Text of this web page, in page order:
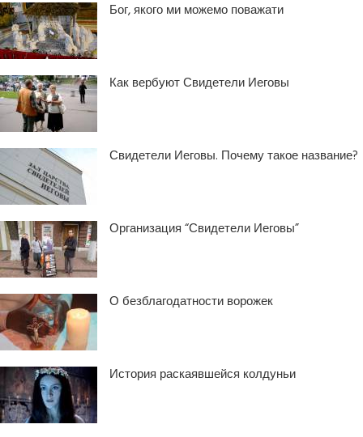
Бог, якого ми можемо поважати
Как вербуют Свидетели Иеговы
Свидетели Иеговы. Почему такое название?
Организация “Свидетели Иеговы”
О безблагодатности ворожек
История раскаявшейся колдуньи